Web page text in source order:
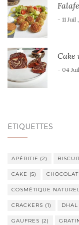
- 11 Juil
Cake
- 04
ÉTIQUETTES
APÉRITIF (2)
CAKE (5) CHOCOLAT
COSMÉTIQUE
CRACKERS (1) DHAL
GAUFRES (2)